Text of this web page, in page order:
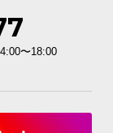
〜18:00